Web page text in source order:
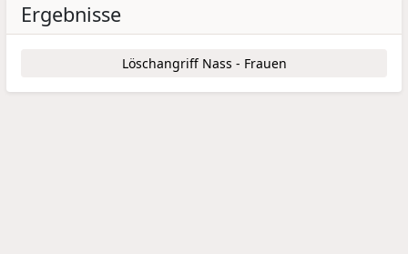
Ergebnisse
Löschangriff Nass - Frauen